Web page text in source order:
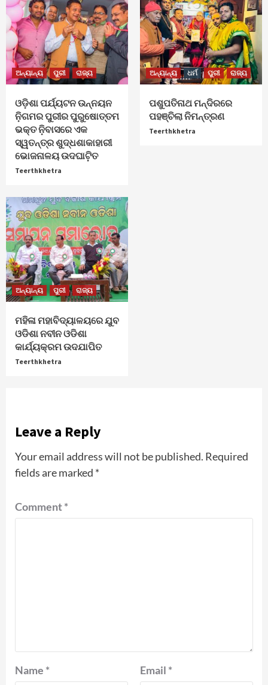
ଅନ୍ୟାନ୍ୟ ପୁରୀ ରାଜ୍ୟ
ଓଡ଼ିଶା ପର୍ଯ୍ୟଟନ ଉନ୍ନୟନ
ନ଼ିଗମର ପୁରୀର ପୁରୁଷୋତ୍ତମ
ଭକ୍ତ ନ଼ିବାସରେ ଏକ
ସ୍ୱତନ୍ତ୍ର ଶୁଦ୍ଧଶାକାହାରୀ
ଭୋଜନାଳୟ ଉଦଘାଟ଼ିତ
Teerthkhetra
ଅନ୍ୟାନ୍ୟ ଧର୍ମ ପୁରୀ ରାଜ୍ୟ
ପଶୁପତିନାଥ ମନ୍ଦିରରେ
ପହଞ୍ଚିଲା ନିମନ୍ତ୍ରଣ
Teerthkhetra
ଅନ୍ୟାନ୍ୟ ପୁରୀ ରାଜ୍ୟ
ମହିଳା ମହାବିଦ୍ୟାଳୟରେ ଯୁବ
ଓଡିଶା ନବୀନ ଓଡିଶା
କାର୍ଯ୍ୟକ୍ରମ ଉଦଯାପିତ
Teerthkhetra
Leave a Reply
Your email address will not be published. Required
fields are marked *
Comment*
Name * Email *